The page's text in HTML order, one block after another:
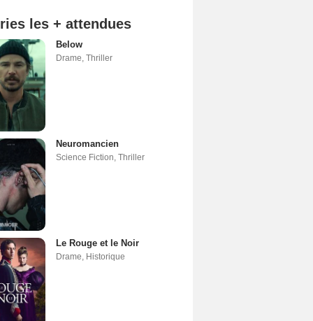
les + attendues
Below
Drame, Thriller
Neuromancien
Science Fiction, Thriller
Le Rouge et le Noir
Drame, Historique